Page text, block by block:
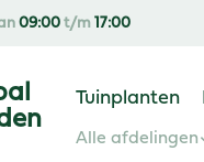
09:00 t/m 17:00
Tuinplanten
Alle afdelingen